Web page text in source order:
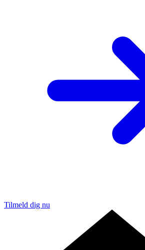
Tilmeld dig nu